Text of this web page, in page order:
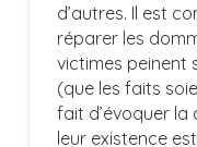
d’autres. Il est
réparer les
victimes peinent
(que les faits
fait d’évoquer
leur existence